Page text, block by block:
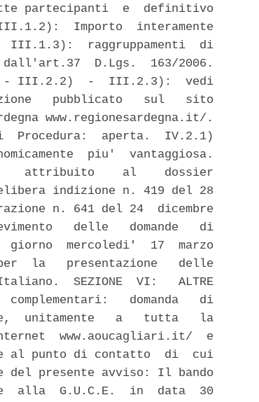
partecipanti  e  definitivo
Importo  interamente
III.1.3):  raggruppamenti  di
D.Lgs.  163/2006.
- III.2.2)  -  III.2.3):  vedi
pubblicato   sul   sito
www.regionesardegna.it/.
di  Procedura:  aperta.  IV.2.1)
piu'  vantaggiosa.
attribuito    al    dossier
indizione n. 419 del 28
n. 641 del 24  dicembre
delle   domande   di
mercoledi'  17  marzo
la   presentazione   delle
SEZIONE  VI:   ALTRE
domanda   di
unitamente   a   tutta   la
www.aoucagliari.it/  e
al punto di contatto  di  cui
presente avviso: Il bando
alla  G.U.C.E.  in  data  30